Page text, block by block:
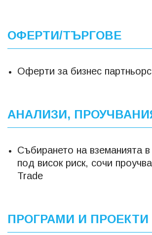
ОФЕРТИ/ТЪРГОВЕ
Оферти за бизнес
АНАЛИЗИ,
Събирането на вземанията
под висок риск, сочи
Trade
ПРОГРАМИ И ПРОЕКТИ